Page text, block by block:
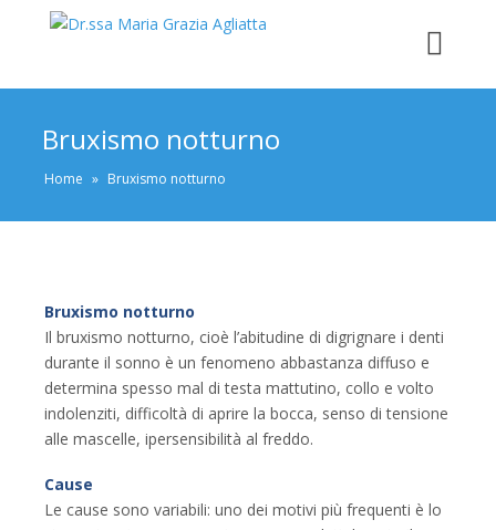
Bruxismo notturno
Home » Bruxismo notturno
Bruxismo notturno
Il bruxismo notturno, cioè l’abitudine di digrignare i denti
durante il sonno è un fenomeno abbastanza diffuso e
determina spesso mal di testa mattutino, collo e volto
indolenziti, difficoltà di aprire la bocca, senso di tensione
alle mascelle, ipersensibilità al freddo.
Cause
Le cause sono variabili: uno dei motivi più frequenti è lo